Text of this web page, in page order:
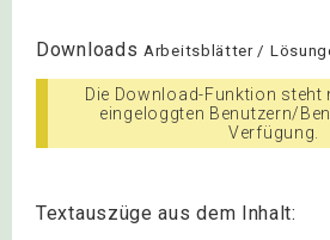
Downloads Arbeitsblätter /
Die Download-Funktion steht
eingeloggten Benutzern/
Verfügung.
Textauszüge aus dem Inhalt: